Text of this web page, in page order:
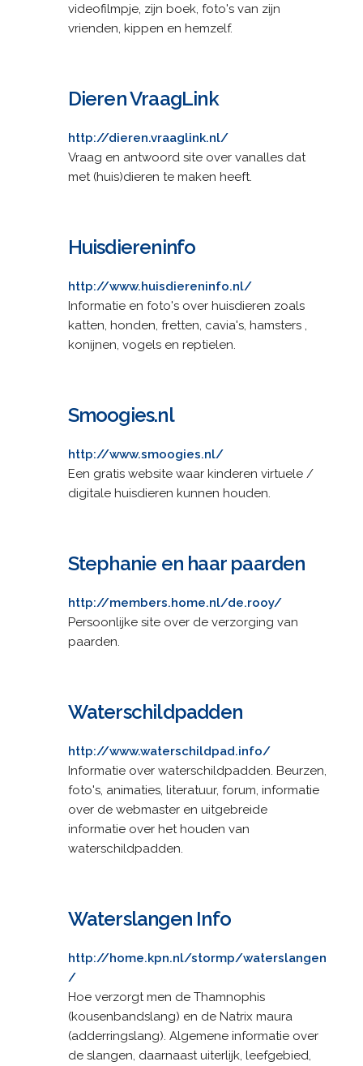
videofilmpje, zijn boek, foto's van zijn
vrienden, kippen en hemzelf.
Dieren VraagLink
http://dieren.vraaglink.nl/
Vraag en antwoord site over vanalles dat
met (huis)dieren te maken heeft.
Huisdiereninfo
http://www.huisdiereninfo.nl/
Informatie en foto's over huisdieren zoals
katten, honden, fretten, cavia's, hamsters ,
konijnen, vogels en reptielen.
Smoogies.nl
http://www.smoogies.nl/
Een gratis website waar kinderen virtuele /
digitale huisdieren kunnen houden.
Stephanie en haar paarden
http://members.home.nl/de.rooy/
Persoonlijke site over de verzorging van
paarden.
Waterschildpadden
http://www.waterschildpad.info/
Informatie over waterschildpadden. Beurzen,
foto's, animaties, literatuur, forum, informatie
over de webmaster en uitgebreide
informatie over het houden van
waterschildpadden.
Waterslangen Info
http://home.kpn.nl/stormp/waterslangen
/
Hoe verzorgt men de Thamnophis
(kousenbandslang) en de Natrix maura
(adderringslang). Algemene informatie over
de slangen, daarnaast uiterlijk, leefgebied,